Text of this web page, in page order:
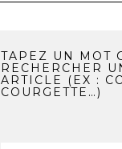
TAPEZ UN MOT
RECHERCHER
ARTICLE (EX :
COURGETTE…)